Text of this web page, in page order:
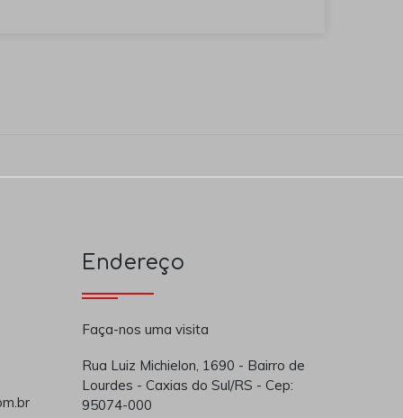
Endereço
Faça-nos uma visita
Rua Luiz Michielon, 1690 - Bairro de
Lourdes - Caxias do Sul/RS - Cep:
95074-000